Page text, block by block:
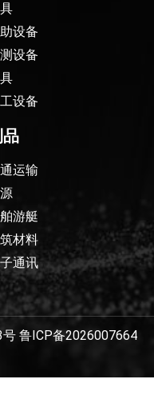
设备
设备
设备
运输
游艇
材料
通讯
号 鲁ICP备2026007664